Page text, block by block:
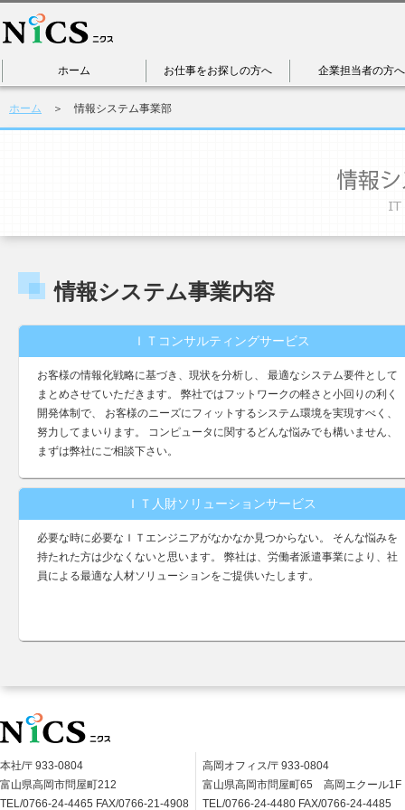
ホーム お仕事をお探しの方へ 企業担当者の方へ
ホーム ＞ 情報システム事業部
情報システム事業内容
ＩＴコンサルティングサービス
お客様の情報化戦略に基づき、現状を分析し、 最適なシステム要件として
まとめさせていただきます。 弊社ではフットワークの軽さと小回りの利く
開発体制で、 お客様のニーズにフィットするシステム環境を実現すべく、
努力してまいります。 コンピュータに関するどんな悩みでも構いません、
まずは弊社にご相談下さい。
ＩＴ人財ソリューションサービス
必要な時に必要なＩＴエンジニアがなかなか見つからない。 そんな悩みを
持たれた方は少なくないと思います。 弊社は、労働者派遣事業により、社
員による最適な人材ソリューションをご提供いたします。
本社/〒933-0804
富山県高岡市問屋町212
TEL/0766-24-4465 FAX/0766-21-4908
高岡オフィス/〒933-0804
富山県高岡市問屋町65 高岡エクール1F
TEL/0766-24-4480 FAX/0766-24-4485